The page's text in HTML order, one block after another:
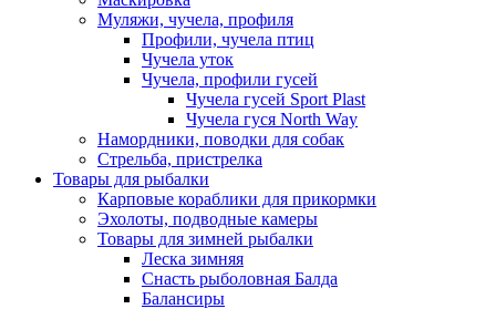
Муляжи, чучела, профиля
Профили, чучела птиц
Чучела уток
Чучела, профили гусей
Чучела гусей Sport Plast
Чучела гуся North Way
Намордники, поводки для собак
Стрельба, пристрелка
Товары для рыбалки
Карповые кораблики для прикормки
Эхолоты, подводные камеры
Товары для зимней рыбалки
Леска зимняя
Снасть рыболовная Балда
Балансиры